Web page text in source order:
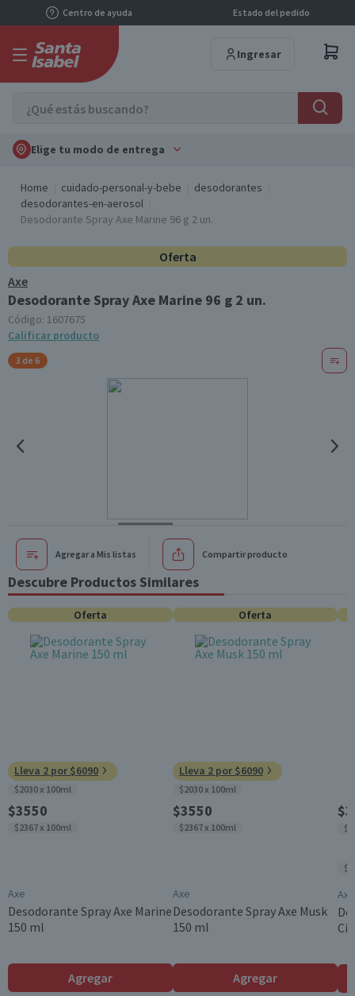
Centro de ayuda Estado del pedido
Ingresar
Elige tu modo de entrega
Home cuidado-personal-y-bebe
desodorantes
desodorantes-en-aerosol
Desodorante Spray Axe Marine 96 g 2 un.
Oferta
Axe
Desodorante Spray Axe Marine 96 g 2 un.
Código: 1607675
Calificar producto
3 de 6
Agregar a Mis listas Compartir producto
Descubre Productos Similares
Oferta
Lleva 2 por $6090
$2030 x 100ml
$3550
$2367 x 100ml
Axe
Desodorante Spray Axe Marine
150 ml
Agregar
Oferta
Lleva 2 por $6090
$2030 x 100ml
$3550
$2367 x 100ml
Axe
Desodorante Spray Axe Musk
150 ml
Agregar
Axe